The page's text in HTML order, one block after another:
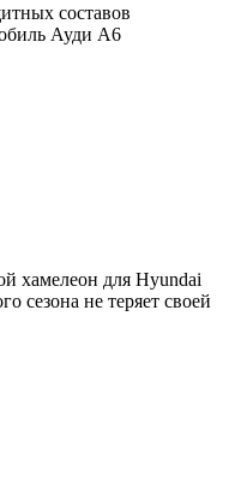
составов
Ауди А6
хамелеон для Hyundai
сезона не теряет своей